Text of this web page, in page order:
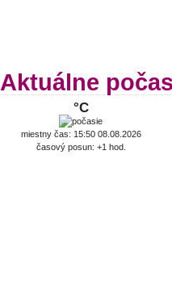
Aktuálne
°C
miestny čas: 15:50 08.08.2026
časový posun: +1 hod.